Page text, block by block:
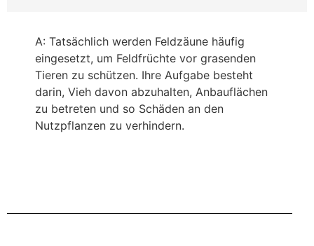
A: Tatsächlich werden Feldzäune häufig
eingesetzt, um Feldfrüchte vor grasenden
Tieren zu schützen. Ihre Aufgabe besteht
darin, Vieh davon abzuhalten, Anbauflächen
zu betreten und so Schäden an den
Nutzpflanzen zu verhindern.